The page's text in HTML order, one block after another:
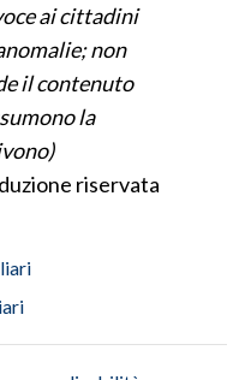
ai cittadini
non
il contenuto
la
riservata